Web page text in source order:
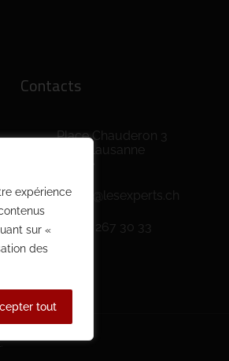
expérience
sur «
des
tout
Contacts
Place Chauderon 3
1003 Lausanne
admin@lesexperts.ch
+41 79 267 30 33
.